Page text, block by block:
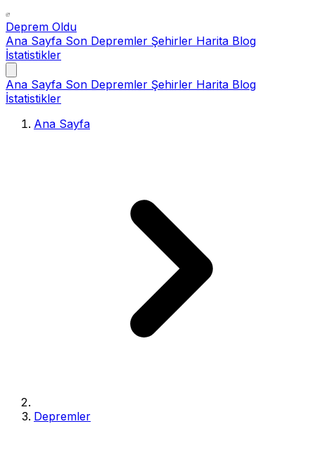
Deprem Oldu
Ana Sayfa Son Depremler Şehirler Harita Blog
İstatistikler
Ana Sayfa Son Depremler Şehirler Harita Blog
İstatistikler
Ana Sayfa
Depremler